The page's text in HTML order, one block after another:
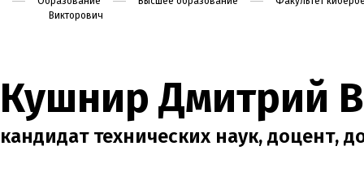
Викторович
Кушнир Дмитрий
кандидат технических наук, доцент,